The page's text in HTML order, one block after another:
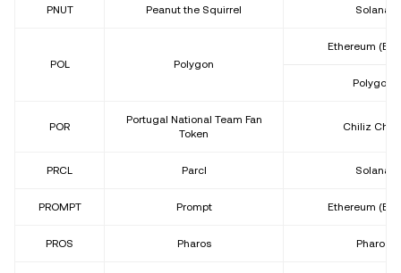
PNUT Peanut the Squirrel Solana
POL Polygon
Ethereum
Polygon
POR
Portugal National Team Fan
Token
Chiliz
PRCL Parcl Solana
PROMPT Prompt Ethereum
PROS Pharos Pharos